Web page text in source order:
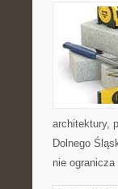
architektury,
Dolnego
nie